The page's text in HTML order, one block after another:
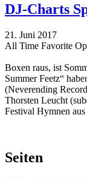
DJ-Charts
21. Juni 2017
All Time Favorite
Boxen raus, ist
Summer Feetz“
(Neverending
Thorsten Leucht
Festival Hymnen aus
Seiten